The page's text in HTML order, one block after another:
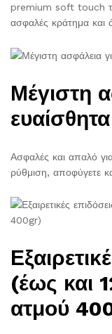
premium soft touch
ασφαλές κράτημα και
Μέγιστη
Ασφαλές και απαλό
ρύθμιση, αποφύγετε
(έως και
ατμού